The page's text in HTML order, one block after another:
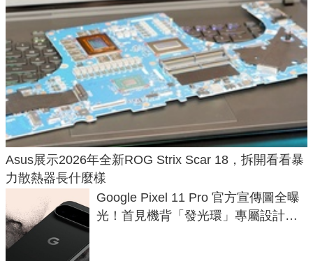
Asus展示2026年全新ROG Strix Scar 18，拆開看看暴
力散熱器長什麼樣
Google Pixel 11 Pro 官方宣傳圖全曝
光！首見機背「發光環」專屬設計、